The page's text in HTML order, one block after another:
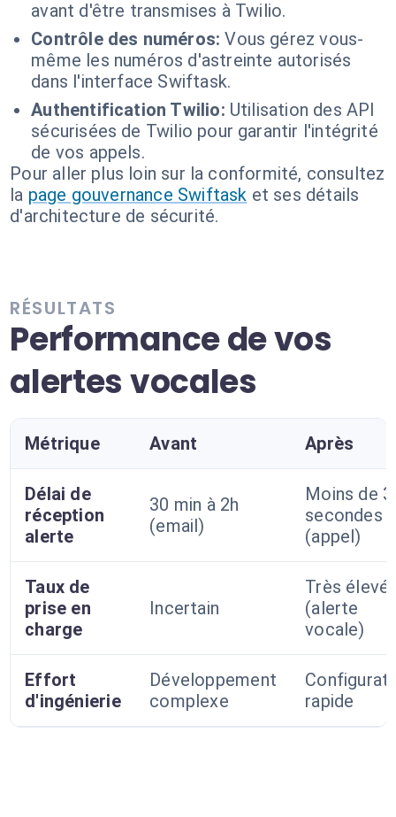
avant d'être transmises à Twilio.
Contrôle des numéros: Vous gérez vous-
même les numéros d'astreinte autorisés
dans l'interface Swiftask.
Authentification Twilio: Utilisation des API
sécurisées de Twilio pour garantir l'intégrité
de vos appels.
Pour aller plus loin sur la conformité, consultez
la page gouvernance Swiftask et ses détails
d'architecture de sécurité.
RÉSULTATS
Performance de vos
alertes vocales
Métrique Avant Après
Délai de
réception
alerte
30 min à 2h
(email)
Moins de
secondes
(appel)
Taux de
prise en
charge
Incertain
Très élevé
(alerte
vocale)
Effort
d'ingénierie
Développement
complexe
rapide